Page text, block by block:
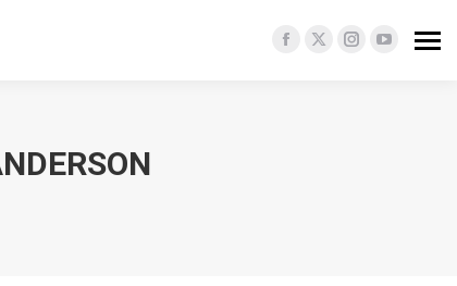
Facebook
X
Instagram
YouTube